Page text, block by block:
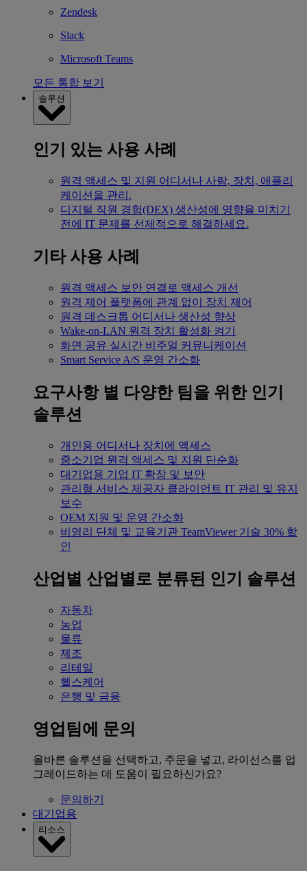
Zendesk
Slack
Microsoft Teams
모든 통합 보기
솔루션
인기 있는 사용 사례
원격 액세스 및 지원 어디서나 사람, 장치, 애플리
케이션을 관리.
디지털 직원 경험(DEX) 생산성에 영향을 미치기
전에 IT 문제를 선제적으로 해결하세요.
기타 사용 사례
원격 액세스 보안 연결로 액세스 개선
원격 제어 플랫폼에 관계 없이 장치 제어
원격 데스크톱 어디서나 생산성 향상
Wake-on-LAN 원격 장치 활성화 켜기
화면 공유 실시간 비주얼 커뮤니케이션
Smart Service A/S 운영 간소화
요구사항 별 다양한 팀을 위한 인기
솔루션
개인용 어디서나 장치에 액세스
중소기업 원격 액세스 및 지원 단순화
대기업용 기업 IT 확장 및 보안
관리형 서비스 제공자 클라이언트 IT 관리 및 유지
보수
OEM 지원 및 운영 간소화
비영리 단체 및 교육기관 TeamViewer 기술 30% 할
인
산업별 산업별로 분류된 인기 솔루션
자동차
농업
물류
제조
리테일
헬스케어
은행 및 금융
영업팀에 문의
올바른 솔루션을 선택하고, 주문을 넣고, 라이선스를 업
그레이드하는 데 도움이 필요하신가요?
문의하기
대기업용
리소스